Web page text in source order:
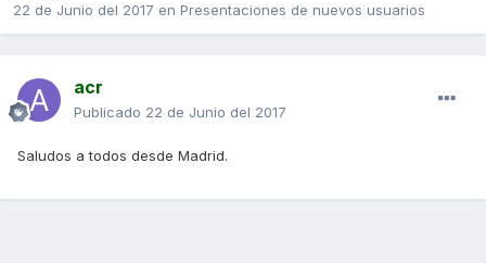
22 de Junio del 2017 en Presentaciones de nuevos usuarios
acr
Publicado 22 de Junio del 2017
Saludos a todos desde Madrid.